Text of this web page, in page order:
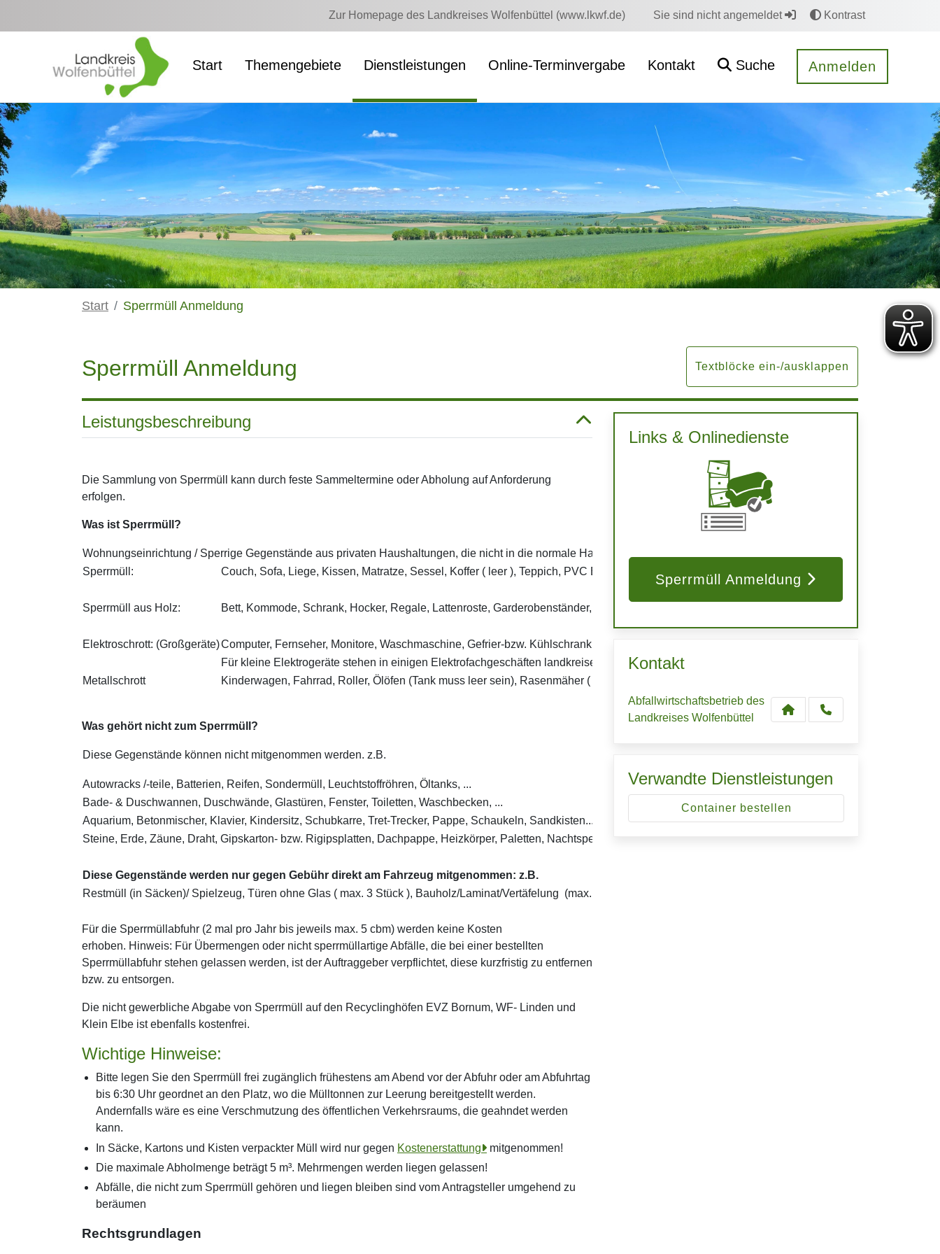
Zur Homepage des Landkreises Wolfenbüttel (www.lkwf.de) Sie sind nicht angemeldet Kontrast
Start Themengebiete Dienstleistungen Online-Terminvergabe Kontakt Suche Anmelden
Start Sperrmüll Anmeldung
Sperrmüll Anmeldung Textblöcke ein-/ausklappen
Leistungsbeschreibung
Die Sammlung von Sperrmüll kann durch feste Sammeltermine oder Abholung auf Anforderung
erfolgen.
Was ist Sperrmüll?
Wohnungseinrichtung / Sperrige Gegenstände aus privaten Haushaltungen, die nicht in die normale Hausmülltonne passen, z.B.
Sperrmüll:
Couch, Sofa, Liege, Kissen, Matratze, Sessel, Koffer ( leer ), Teppich, PVC Belag, Wäschekorb, Küchenarbeitsplatte, Spiegel,...
Sperrmüll aus Holz: Bett, Kommode, Schrank, Hocker, Regale, Lattenroste, Garderobenständer, ...
Elektroschrott: (Großgeräte)Computer, Fernseher, Monitore, Waschmaschine, Gefrier-bzw. Kühlschrank ( leer ), Elektrorasenmäher, Radiator, ...
Für kleine Elektrogeräte stehen in einigen Elektrofachgeschäften landkreiseigene Sammeltonnen mit orangen Deckel zur Verfügung !
Metallschrott
Kinderwagen, Fahrrad, Roller, Ölöfen (Tank muss leer sein), Rasenmäher ( ohne Betriebsstoffe ), Spüle, ...
Was gehört nicht zum Sperrmüll?
Diese Gegenstände können nicht mitgenommen werden. z.B.
Autowracks /-teile, Batterien, Reifen, Sondermüll, Leuchtstoffröhren, Öltanks, ...
Bade- & Duschwannen, Duschwände, Glastüren, Fenster, Toiletten, Waschbecken, ...
Aquarium, Betonmischer, Klavier, Kindersitz, Schubkarre, Tret-Trecker, Pappe, Schaukeln, Sandkisten...
Steine, Erde, Zäune, Draht, Gipskarton- bzw. Rigipsplatten, Dachpappe, Heizkörper, Paletten, Nachtspeicheröfen, ...
Diese Gegenstände werden nur gegen Gebühr direkt am Fahrzeug mitgenommen: z.B.
Restmüll (in Säcken)/ Spielzeug, Türen ohne Glas ( max. 3 Stück ), Bauholz/Laminat/Vertäfelung (max. 1 cbm), Kleintierställe, Terrarium, ...
Für die Sperrmüllabfuhr (2 mal pro Jahr bis jeweils max. 5 cbm) werden keine Kosten
erhoben. Hinweis: Für Übermengen oder nicht sperrmüllartige Abfälle, die bei einer bestellten
Sperrmüllabfuhr stehen gelassen werden, ist der Auftraggeber verpflichtet, diese kurzfristig zu entfernen
bzw. zu entsorgen.
Die nicht gewerbliche Abgabe von Sperrmüll auf den Recyclinghöfen EVZ Bornum, WF- Linden und
Klein Elbe ist ebenfalls kostenfrei.
Wichtige Hinweise:
Bitte legen Sie den Sperrmüll frei zugänglich frühestens am Abend vor der Abfuhr oder am Abfuhrtag
bis 6:30 Uhr geordnet an den Platz, wo die Mülltonnen zur Leerung bereitgestellt werden.
Andernfalls wäre es eine Verschmutzung des öffentlichen Verkehrsraums, die geahndet werden
kann.
In Säcke, Kartons und Kisten verpackter Müll wird nur gegen Kostenerstattung
mitgenommen!
Die maximale Abholmenge beträgt 5 m³. Mehrmengen werden liegen gelassen!
Abfälle, die nicht zum Sperrmüll gehören und liegen bleiben sind vom Antragsteller umgehend zu
beräumen
Rechtsgrundlagen
Links & Onlinedienste
Sperrmüll Anmeldung
Kontakt
Abfallwirtschaftsbetrieb des
Landkreises Wolfenbüttel
Verwandte Dienstleistungen
Container bestellen